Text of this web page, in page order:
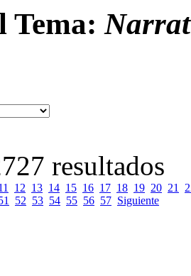
Tema:
resultados
12 13 14 15 16 17 18 19 20 21
52 53 54 55 56 57 Siguiente